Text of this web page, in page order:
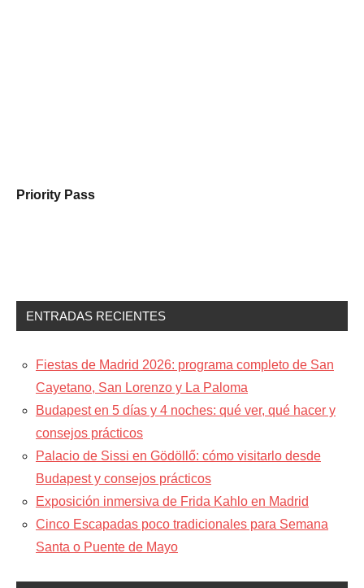
Priority Pass
ENTRADAS RECIENTES
Fiestas de Madrid 2026: programa completo de San
Cayetano, San Lorenzo y La Paloma
Budapest en 5 días y 4 noches: qué ver, qué hacer y
consejos prácticos
Palacio de Sissi en Gödöllő: cómo visitarlo desde
Budapest y consejos prácticos
Exposición inmersiva de Frida Kahlo en Madrid
Cinco Escapadas poco tradicionales para Semana
Santa o Puente de Mayo